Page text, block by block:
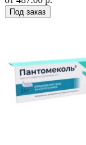
Под заказ